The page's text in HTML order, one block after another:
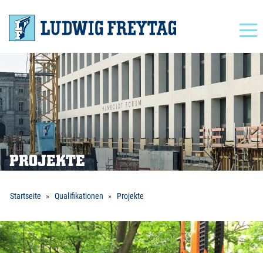
PROJEKTE
Startseite Qualifikationen Projekte